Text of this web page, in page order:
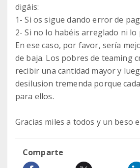
digáis:
1- Si os sigue dando error de
2- Si no lo habéis arreglado ni
En ese caso, por favor, sería
de baja. Los pobres de teaming
recibir una cantidad mayor y
desilusion tremenda porque
para ellos.
Gracias miles a todos y un beso
Comparte